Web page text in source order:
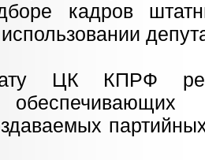
кадров
ЦК КПРФ
обеспечивающих